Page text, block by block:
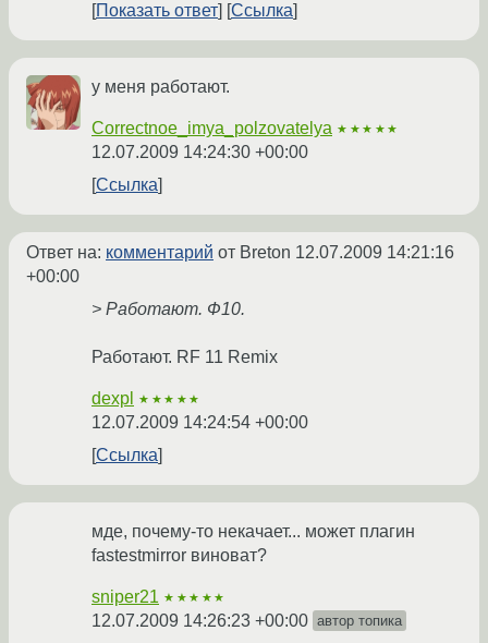
Показать ответ
Ссылка
у меня работают.
Correctnoe_imya_polzovatelya ★★★★★
12.07.2009 14:24:30 +00:00
Ссылка
Ответ на: комментарий от Breton 12.07.2009 14:21:16
+00:00
> Работают. Ф10.
Работают. RF 11 Remix
dexpl ★★★★★
12.07.2009 14:24:54 +00:00
Ссылка
мде, почему-то некачает... может плагин
fastestmirror виноват?
sniper21 ★★★★★
12.07.2009 14:26:23 +00:00 автор топика